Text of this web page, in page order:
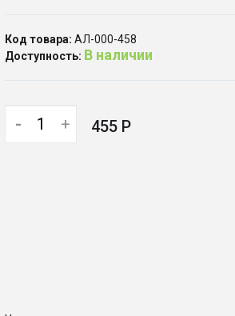
Код товара: АЛ-000-458
Доступность: В наличии
- + 455 Р